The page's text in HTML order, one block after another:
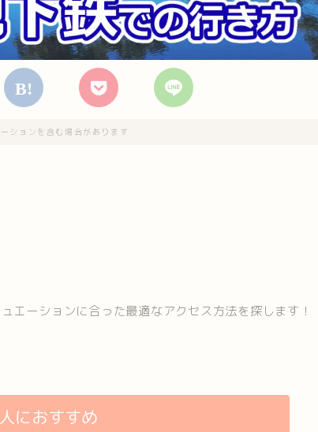
ションを含む場合があります
ーションに合った最適なアクセス方法を探します！
におすすめ